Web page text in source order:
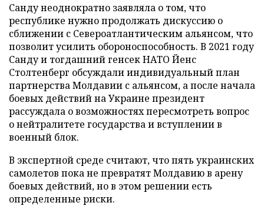
Санду неоднократно заявляла о том, что
республике нужно продолжать дискуссию о
сближении с Североатлантическим альянсом, что
позволит усилить обороноспособность. В 2021 году
Санду и тогдашний генсек НАТО Йенс
Столтенберг обсуждали индивидуальный план
партнерства Молдавии с альянсом, а после начала
боевых действий на Украине президент
рассуждала о возможностях пересмотреть вопрос
о нейтралитете государства и вступлении в
военный блок.
В экспертной среде считают, что пять украинских
самолетов пока не превратят Молдавию в арену
боевых действий, но в этом решении есть
определенные риски.